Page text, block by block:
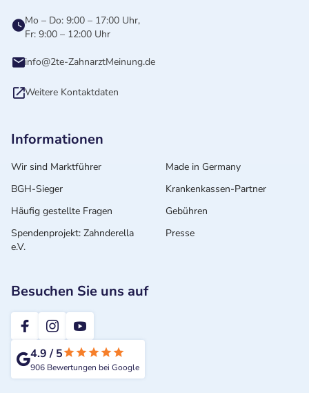
Mo – Do: 9:00 – 17:00 Uhr,
Fr: 9:00 – 12:00 Uhr
info@2te-ZahnarztMeinung.de
Weitere Kontaktdaten
Informationen
Wir sind Marktführer
Made in Germany
BGH-Sieger
Krankenkassen-Partner
Häufig gestellte Fragen
Gebühren
Spendenprojekt: Zahnderella
e.V.
Presse
Besuchen Sie uns auf
2te-ZahnarztMeinung
4.9/5
906 Bewertungen bei Google